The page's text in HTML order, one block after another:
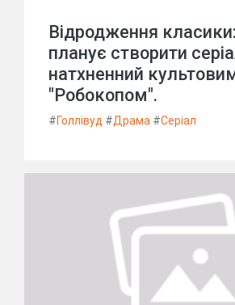
Відродження
планує створити
натхненний
"Робокопом".
#Голлівуд #Драма #Серіал